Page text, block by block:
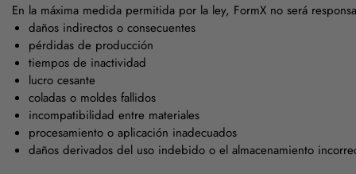
En la máxima medida permitida por la ley, FormX no será
daños indirectos o consecuentes
pérdidas de producción
tiempos de inactividad
lucro cesante
coladas o moldes fallidos
incompatibilidad entre materiales
procesamiento o aplicación inadecuados
daños derivados del uso indebido o el almacenamiento